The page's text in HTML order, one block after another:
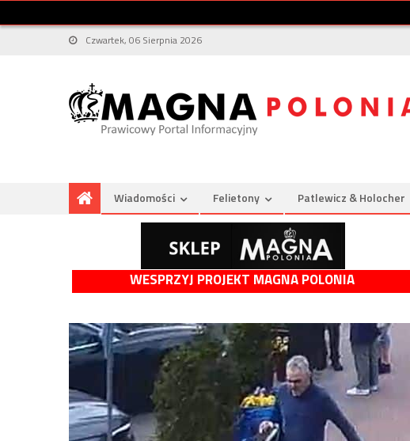
Czwartek, 06 Sierpnia 2026
Wiadomości Felietony Patlewicz & Holocher
WESPRZYJ PROJEKT MAGNA POLONIA